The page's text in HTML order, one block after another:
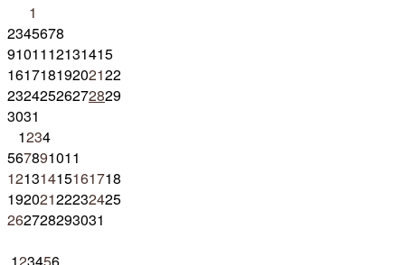
1
2345678
9101112131415
16171819202122
23242526272829
3031
1234
567891011
12131415161718
19202122232425
262728293031
123456